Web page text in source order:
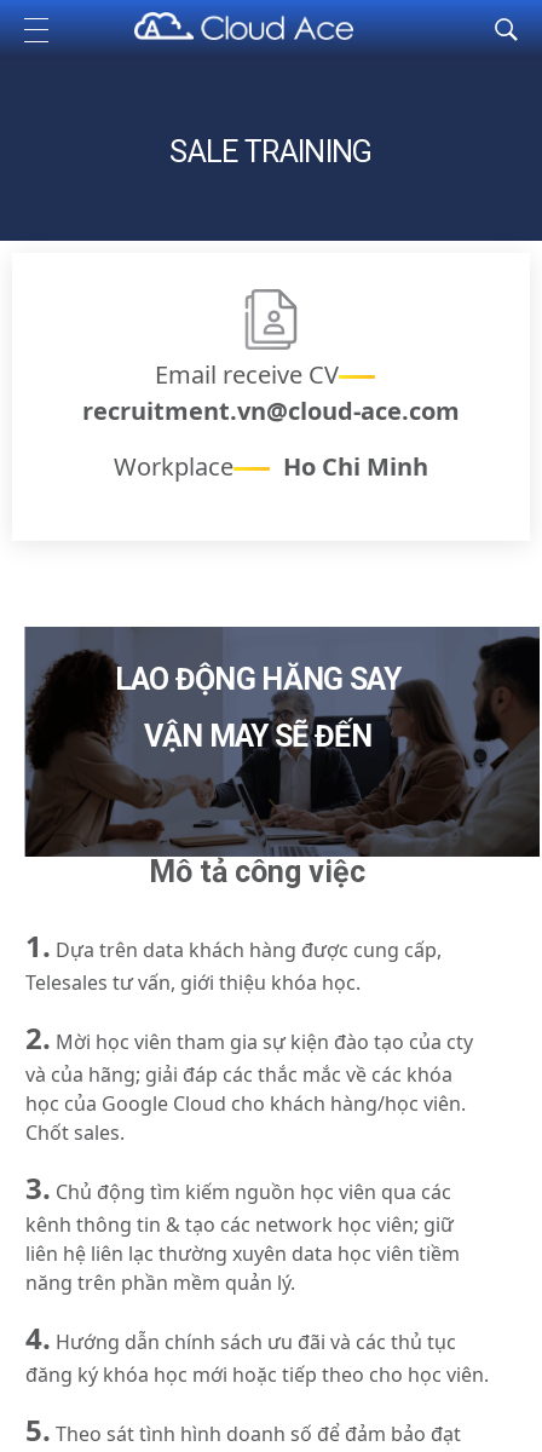
Cloud Ace
Nhà cung cấp giải pháp trên GCP cho doanh nghiệp
SALE TRAINING
Email receive CV
recruitment.vn@cloud-ace.com
Workplace
Ho Chi Minh
LAO ĐỘNG HĂNG SAY
VẬN MAY SẼ ĐẾN
Mô tả công việc
1. Dựa trên data khách hàng được cung cấp,
Telesales tư vấn, giới thiệu khóa học.
2. Mời học viên tham gia sự kiện đào tạo của cty
và của hãng; giải đáp các thắc mắc về các khóa
học của Google Cloud cho khách hàng/học viên.
Chốt sales.
3. Chủ động tìm kiếm nguồn học viên qua các
kênh thông tin & tạo các network học viên; giữ
liên hệ liên lạc thường xuyên data học viên tiềm
năng trên phần mềm quản lý.
4. Hướng dẫn chính sách ưu đãi và các thủ tục
đăng ký khóa học mới hoặc tiếp theo cho học viên.
5. Theo sát tình hình doanh số để đảm bảo đạt